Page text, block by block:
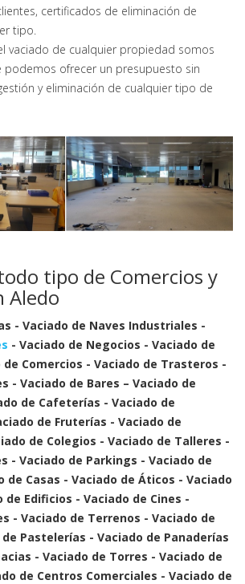
certificados de eliminación de
tipo.
vaciado de cualquier propiedad somos
podemos ofrecer un presupuesto sin
y eliminación de cualquier tipo de
tipo de Comercios y
Aledo
- Vaciado de Naves Industriales -
- Vaciado de Negocios - Vaciado de
de Comercios - Vaciado de Trasteros -
- Vaciado de Bares – Vaciado de
de Cafeterías - Vaciado de
de Fruterías - Vaciado de
de Colegios - Vaciado de Talleres -
- Vaciado de Parkings - Vaciado de
de Casas - Vaciado de Áticos - Vaciado
de Edificios - Vaciado de Cines -
- Vaciado de Terrenos - Vaciado de
Pastelerías - Vaciado de Panaderías
- Vaciado de Torres - Vaciado de
de Centros Comerciales - Vaciado de